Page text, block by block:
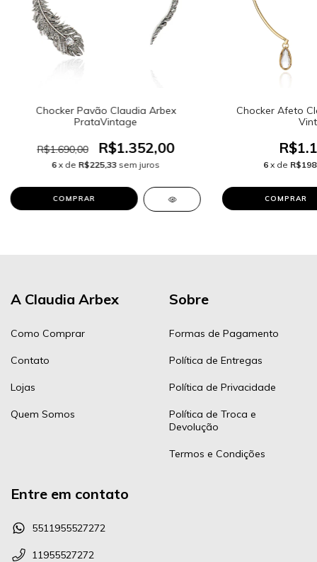
Chocker Pavão Claudia Arbex
PrataVintage
R$1.690,00 R$1.352,00
6 x de R$225,33 sem juros
Chocker Afeto
6 x de
A Claudia Arbex
Como Comprar
Contato
Lojas
Quem Somos
Sobre
Formas de Pagamento
Política de Entregas
Política de Privacidade
Política de Troca e
Devolução
Termos e Condições
Entre em contato
5511955527272
11955527272